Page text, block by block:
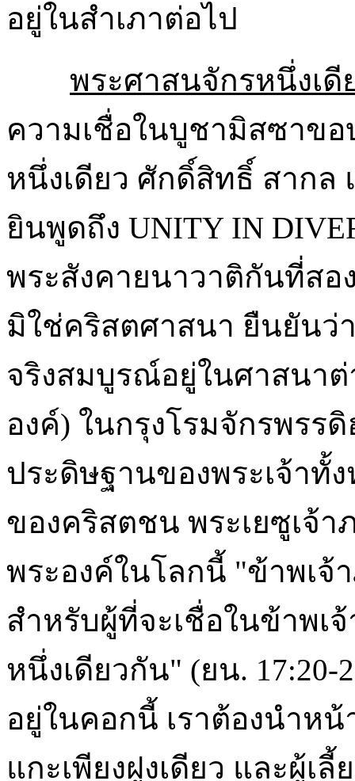
อยู่ในสำเภาต่อไป
พระศาสนจักรหนึ่งเดี
ความเชื่อในบูชามิสซาข
หนึ่งเดียว ศักดิ์สิทธิ์ สากล
ยินพูดถึง UNITY IN
พระสังคายนาวาติกันที่สอ
มิใช่คริสตศาสนา ยืนยันว่
จริงสมบูรณ์อยู่ในศาสนาต่
องค์) ในกรุงโรมจักรพรร
ประดิษฐานของพระเจ้าทั้
ของคริสตชน พระเยซูเจ้
พระองค์ในโลกนี้ "ข้าพเ
สำหรับผู้ที่จะเชื่อในข้าพเ
หนึ่งเดียวกัน" (ยน. 17:20-
อยู่ในคอกนี้ เราต้องนำหน้
แกะเพียงฝูงเดียว และผู้เลี้